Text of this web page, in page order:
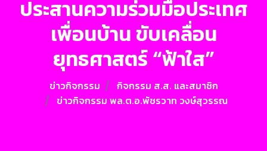
ประสานความร่วมมือประเทศ
เพื่อนบ้าน ขับเคลื่อน
ยุทธศาสตร์ “ฟ้าใส”
ข่าวกิจกรรม
กิจกรรม ส.ส. และสมาชิก
ข่าวกิจกรรม พล.ต.อ.พัชรวาท วงษ์สุวรรณ